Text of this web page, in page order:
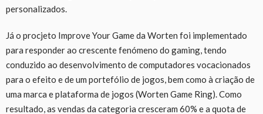
personalizados.
Já o procjeto Improve Your Game da Worten foi implementado
para responder ao crescente fenómeno do gaming, tendo
conduzido ao desenvolvimento de computadores vocacionados
para o efeito e de um portefólio de jogos, bem como à criação de
uma marca e plataforma de jogos (Worten Game Ring). Como
resultado, as vendas da categoria cresceram 60% e a quota de